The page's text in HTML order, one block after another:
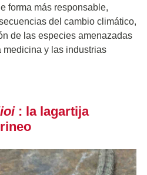
forma más responsable,
del cambio climático,
de las especies amenazadas
medicina y las industrias
: la lagartija